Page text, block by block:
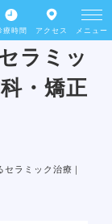
療時間 アクセス メニュー
取り戻
ラミッ
・矯正
ラミック治療｜